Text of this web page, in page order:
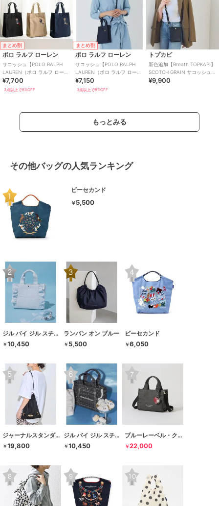
まとめ割
ポロ ラルフ ローレン
サコッシュ【POLO RALPH
LAUREN（ポロ ラルフ ローレ
ン）】
¥7,700
3点以上で8%OFF
まとめ割
ポロ ラルフ ローレン
サコッシュ【POLO RALPH
LAUREN（ポロ ラルフ ローレ
ン）】
¥7,150
3点以上で8%OFF
トプカピ
新色追加【Breath TOPKAPI】
SCOTCH GRAIN サコッシュ
スマホショルダーバッグ
¥9,900
もっとみる
その他バッグの人気ランキング
ビーセカンド
￥ 5,500
ジル バイ ジル スチュアート
￥10,450
ランバン オン ブルー
￥ 5,500
ビーセカンド
￥6,050
ジャーナルスタンダード レサージュ
￥19,800
ジル バイ ジル スチュアート
￥10,450
ブルーレーベル・クレストブリッジ
￥22,000